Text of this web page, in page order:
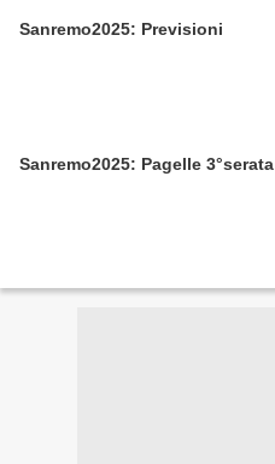
Sanremo2025: Previsioni
Sanremo2025: Pagelle 3°serata